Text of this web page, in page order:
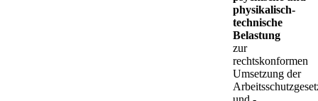
physikalisch-
technische
Belastung
zur
rechtskonformen
Umsetzung der